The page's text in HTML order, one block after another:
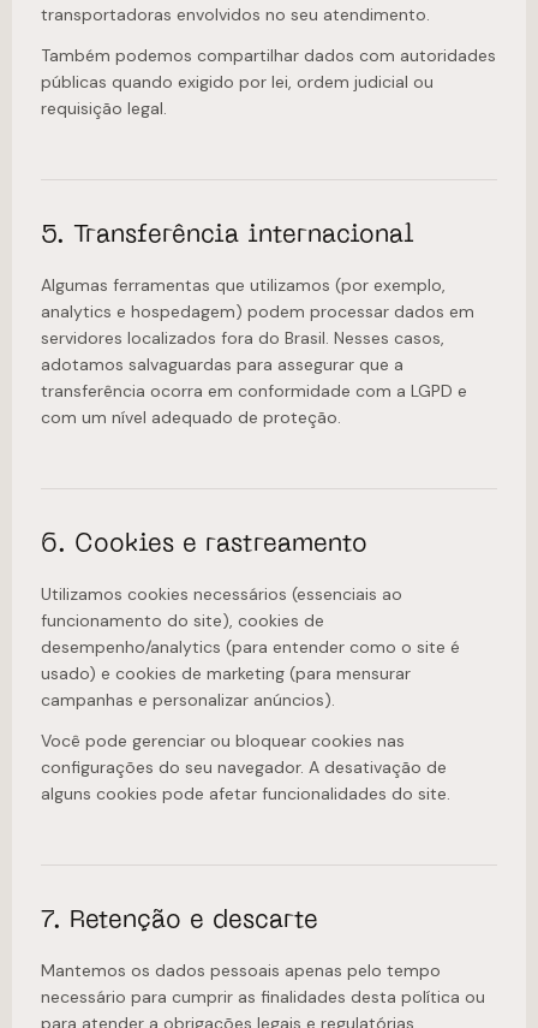
transportadoras envolvidos no seu atendimento.
Também podemos compartilhar dados com autoridades
públicas quando exigido por lei, ordem judicial ou
requisição legal.
5. Transferência internacional
Algumas ferramentas que utilizamos (por exemplo,
analytics e hospedagem) podem processar dados em
servidores localizados fora do Brasil. Nesses casos,
adotamos salvaguardas para assegurar que a
transferência ocorra em conformidade com a LGPD e
com um nível adequado de proteção.
6. Cookies e rastreamento
Utilizamos cookies necessários (essenciais ao
funcionamento do site), cookies de
desempenho/analytics (para entender como o site é
usado) e cookies de marketing (para mensurar
campanhas e personalizar anúncios).
Você pode gerenciar ou bloquear cookies nas
configurações do seu navegador. A desativação de
alguns cookies pode afetar funcionalidades do site.
7. Retenção e descarte
Mantemos os dados pessoais apenas pelo tempo
necessário para cumprir as finalidades desta política ou
para atender a obrigações legais e regulatórias.